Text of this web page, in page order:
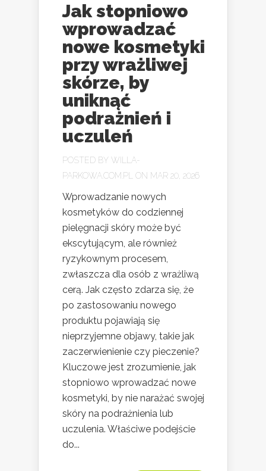
Jak stopniowo
wprowadzać
nowe kosmetyki
przy wrażliwej
skórze, by
uniknąć
podrażnień i
uczuleń
POSTED BY WILLA-
PARKOWA.COM.PL
ON MAR 20, 2026
Wprowadzanie nowych
kosmetyków do codziennej
pielęgnacji skóry może być
ekscytującym, ale również
ryzykownym procesem,
zwłaszcza dla osób z wrażliwą
cerą. Jak często zdarza się, że
po zastosowaniu nowego
produktu pojawiają się
nieprzyjemne objawy, takie jak
zaczerwienienie czy pieczenie?
Kluczowe jest zrozumienie, jak
stopniowo wprowadzać nowe
kosmetyki, by nie narażać swojej
skóry na podrażnienia lub
uczulenia. Właściwe podejście
do...